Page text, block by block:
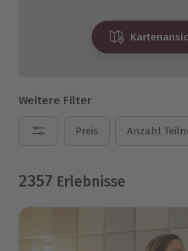
Weitere Filter
Preis Anzahl
2357 Erlebnisse